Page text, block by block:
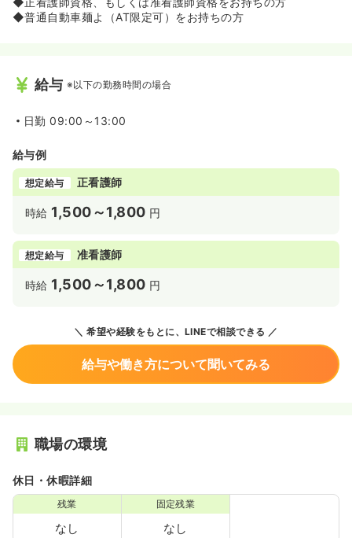
◆普通自動車麺よ（AT限定可）をお持ちの方
給与 ※以下の勤務時間の場合
日勤 09:00～13:00
給与例
想定給与 正看護師
時給 1,500～1,800 円
想定給与 准看護師
時給 1,500～1,800 円
希望や経験をもとに、LINEで相談できる
給与や働き方について聞いてみる
職場の環境
休日・休暇詳細
残業
なし
固定残業
なし